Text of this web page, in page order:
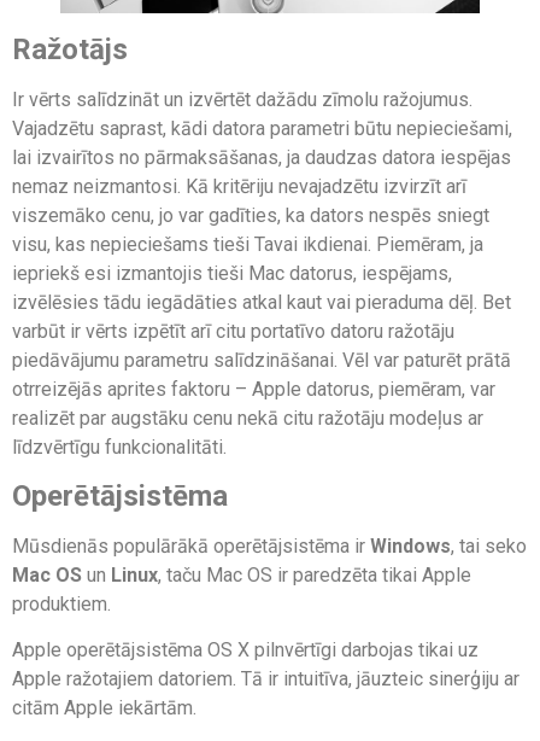
Ražotājs
Ir vērts salīdzināt un izvērtēt dažādu zīmolu ražojumus.
Vajadzētu saprast, kādi datora parametri būtu nepieciešami,
lai izvairītos no pārmaksāšanas, ja daudzas datora iespējas
nemaz neizmantosi. Kā kritēriju nevajadzētu izvirzīt arī
viszemāko cenu, jo var gadīties, ka dators nespēs sniegt
visu, kas nepieciešams tieši Tavai ikdienai. Piemēram, ja
iepriekš esi izmantojis tieši Mac datorus, iespējams,
izvēlēsies tādu iegādāties atkal kaut vai pieraduma dēļ. Bet
varbūt ir vērts izpētīt arī citu portatīvo datoru ražotāju
piedāvājumu parametru salīdzināšanai. Vēl var paturēt prātā
otrreizējās aprites faktoru – Apple datorus, piemēram, var
realizēt par augstāku cenu nekā citu ražotāju modeļus ar
līdzvērtīgu funkcionalitāti.
Operētājsistēma
Mūsdienās populārākā operētājsistēma ir Windows, tai seko
Mac OS un Linux, taču Mac OS ir paredzēta tikai Apple
produktiem.
Apple operētājsistēma OS X pilnvērtīgi darbojas tikai uz
Apple ražotajiem datoriem. Tā ir intuitīva, jāuzteic sinerģiju ar
citām Apple iekārtām.